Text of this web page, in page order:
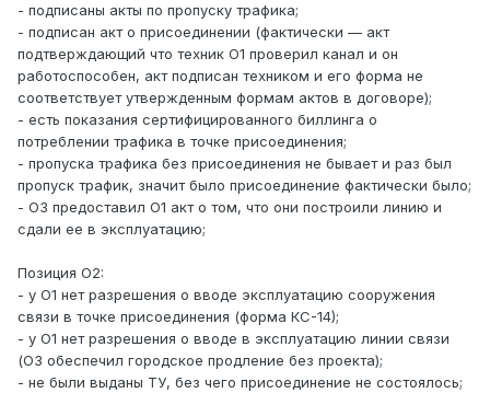
- подписаны акты по пропуску трафика;
- подписан акт о присоединении (фактически — акт
подтверждающий что техник О1 проверил канал и он
работоспособен, акт подписан техником и его форма не
соответствует утвержденным формам актов в договоре);
- есть показания сертифицированного биллинга о
потреблении трафика в точке присоединения;
- пропуска трафика без присоединения не бывает и раз был
пропуск трафик, значит было присоединение фактически было;
- О3 предоставил О1 акт о том, что они построили линию и
сдали ее в эксплуатацию;
Позиция О2:
- у О1 нет разрешения о вводе эксплуатацию сооружения
связи в точке присоединения (форма КС-14);
- у О1 нет разрешения о вводе в эксплуатацию линии связи
(О3 обеспечил городское продление без проекта);
- не были выданы ТУ, без чего присоединение не состоялось;